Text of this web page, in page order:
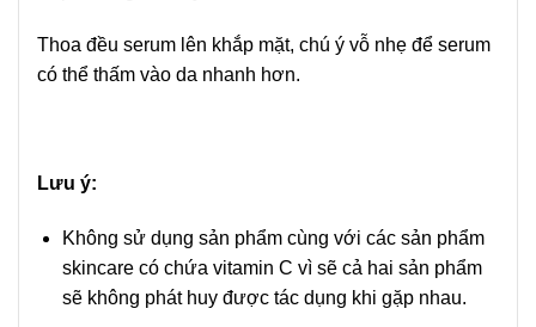
Thoa đều serum lên khắp mặt, chú ý vỗ nhẹ để serum
có thể thấm vào da nhanh hơn.
Lưu ý:
Không sử dụng sản phẩm cùng với các sản phẩm
skincare có chứa vitamin C vì sẽ cả hai sản phẩm
sẽ không phát huy được tác dụng khi gặp nhau.